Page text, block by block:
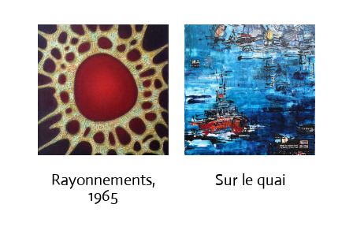
Rayonnements,
1965
Sur le quai